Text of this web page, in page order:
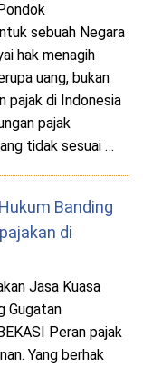
sebuah Negara
hak menagih
uang, bukan
pajak di Indonesia
pajak
tidak sesuai …
Banding
di
Jasa Kuasa
Gugatan
Peran pajak
Yang berhak